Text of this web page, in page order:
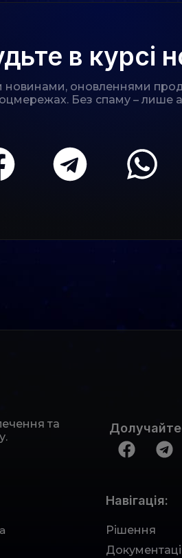
в курсі
новинами, оновленнями
Без спаму – лише
та
Рішення
Навігація: